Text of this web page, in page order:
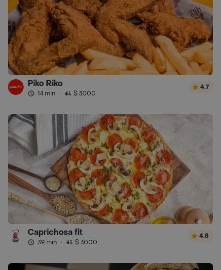
Piko Riko
14 min · $ 3000
4.7
Caprichosa fit
39 min · $ 3000
4.8